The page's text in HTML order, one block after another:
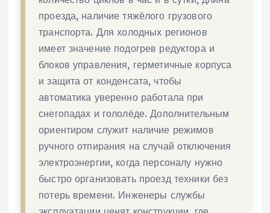
проезда, наличие тяжёлого грузового
транспорта. Для холодных регионов
имеет значение подогрев редуктора и
блоков управления, герметичные корпуса
и защита от конденсата, чтобы
автоматика уверенно работала при
снегопадах и гололёде. Дополнительным
ориентиром служит наличие режимов
ручного отпирания на случай отключения
электроэнергии, когда персоналу нужно
быстро организовать проезд техники без
потерь времени. Инженеры службы